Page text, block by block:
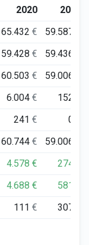
2020
2021
65.432€ 59.587
59.428€ 59.436
60.503€ 59.006
6.004€ 152
241€ 0
60.744€ 59.006
4.578€ 274
4.688€ 581
111€ 307